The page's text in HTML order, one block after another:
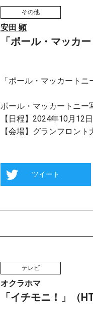
その他
安田 顕
「ポール・マッカ
「ポール・マッカート
ポール・マッカートニー
【日程】2024年10月12
【会場】グランフロン
ツイート
テレビ
オクラホマ
「イチモニ！」（